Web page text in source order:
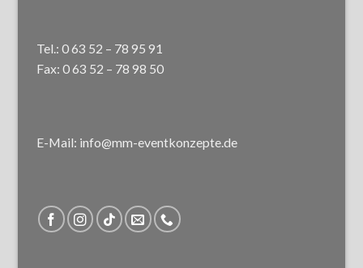
Tel.: 0 63 52 – 78 95 91
Fax: 0 63 52 – 78 98 50
E-Mail: info@mm-eventkonzepte.de